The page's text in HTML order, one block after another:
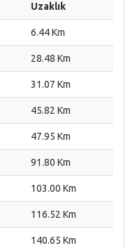
Uzaklık
6.44 Km
28.48 Km
31.07 Km
45.82 Km
47.95 Km
91.80 Km
103.00 Km
116.52 Km
140.65 Km